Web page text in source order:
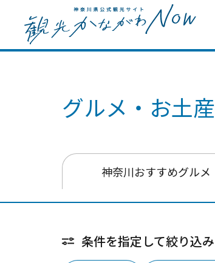
グルメ・お土産
神奈川おすすめグルメ
条件を指定して絞り込み